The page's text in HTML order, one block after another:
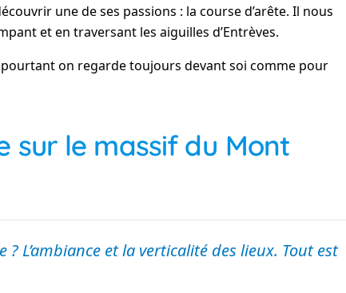
une de ses passions : la course d’arête. Il nous
et en traversant les aiguilles d’Entrèves.
on regarde toujours devant soi comme pour
sur le massif du Mont
? L’ambiance et la verticalité des lieux. Tout est